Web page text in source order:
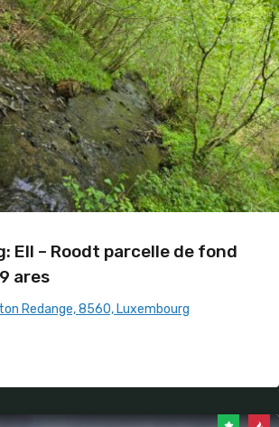
Ell – Roodt parcelle de fond
ares
Redange, 8560, Luxembourg